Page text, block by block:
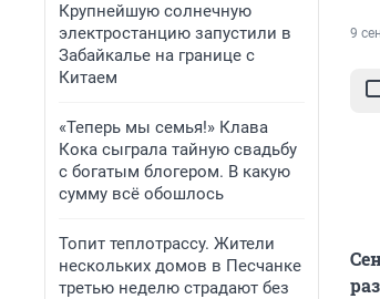
Крупнейшую солнечную
электростанцию запустили в
Забайкалье на границе с
Китаем
«Теперь мы семья!» Клава
Кока сыграла тайную свадьбу
с богатым блогером. В какую
сумму всё обошлось
Топит теплотрассу. Жители
нескольких домов в Песчанке
третью неделю страдают без
9